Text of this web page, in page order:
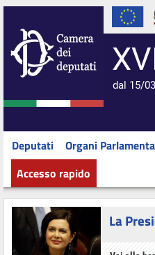
dal 15/
Deputati Organi
Accesso rapido
La